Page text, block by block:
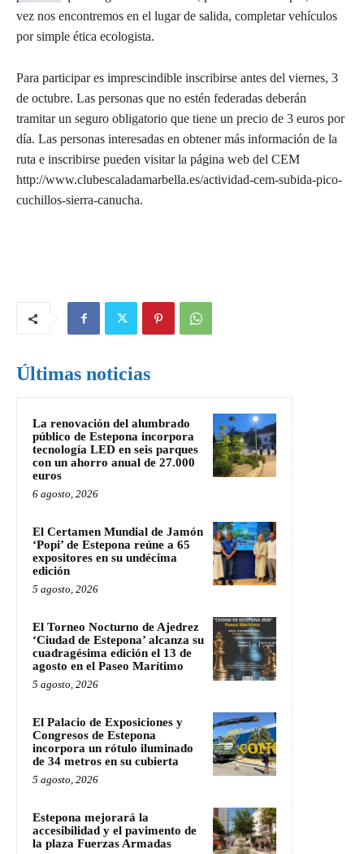
vez nos encontremos en el lugar de salida, completar vehículos
por simple ética ecologista.
Para participar es imprescindible inscribirse antes del viernes, 3
de octubre. Las personas que no estén federadas deberán
tramitar un seguro obligatorio que tiene un precio de 3 euros por
día. Las personas interesadas en obtener más información de la
ruta e inscribirse pueden visitar la página web del CEM
http://www.clubescaladamarbella.es/actividad-cem-subida-pico-
cuchillos-sierra-canucha.
Últimas noticias
La renovación del alumbrado
público de Estepona incorpora
tecnología LED en seis parques
con un ahorro anual de 27.000
euros
6 agosto, 2026
El Certamen Mundial de Jamón
‘Popi’ de Estepona reúne a 65
expositores en su undécima
edición
5 agosto, 2026
El Torneo Nocturno de Ajedrez
‘Ciudad de Estepona’ alcanza su
cuadragésima edición el 13 de
agosto en el Paseo Marítimo
5 agosto, 2026
El Palacio de Exposiciones y
Congresos de Estepona
incorpora un rótulo iluminado
de 34 metros en su cubierta
5 agosto, 2026
Estepona mejorará la
accesibilidad y el pavimento de
la plaza Fuerzas Armadas